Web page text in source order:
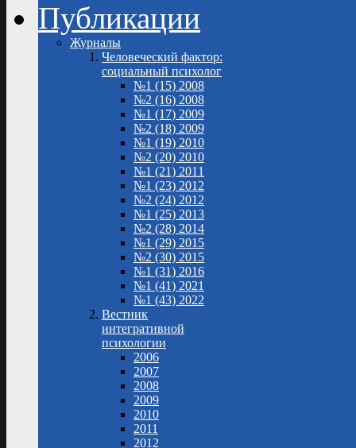
Публикации
Журналы
Человеческий фактор:
социальный психолог
№1 (15) 2008
№2 (16) 2008
№1 (17) 2009
№2 (18) 2009
№1 (19) 2010
№2 (20) 2010
№1 (21) 2011
№1 (23) 2012
№2 (24) 2012
№1 (25) 2013
№2 (28) 2014
№1 (29) 2015
№2 (30) 2015
№1 (31) 2016
№1 (41) 2021
№1 (43) 2022
Вестник
интегративной
психологии
2006
2007
2008
2009
2010
2011
2012